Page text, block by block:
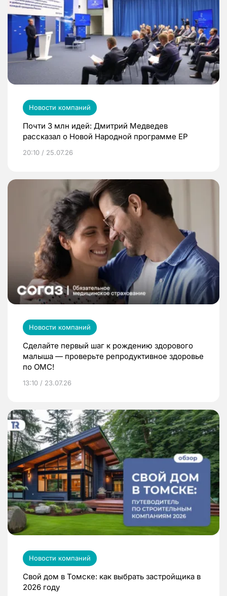
Новости компаний
Почти 3 млн идей: Дмитрий Медведев
рассказал о Новой Народной программе ЕР
20:10 / 25.07.26
Новости компаний
Сделайте первый шаг к рождению здорового
малыша — проверьте репродуктивное здоровье
по ОМС!
13:10 / 23.07.26
Новости компаний
Свой дом в Томске: как выбрать застройщика в
2026 году